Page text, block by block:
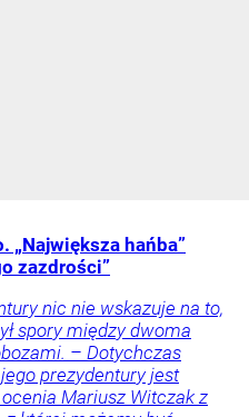
„Największa hańba”
zazdrości”
nic nie wskazuje na to,
spory między dwoma
– Dotychczas
prezydentury jest
Mariusz Witczak z